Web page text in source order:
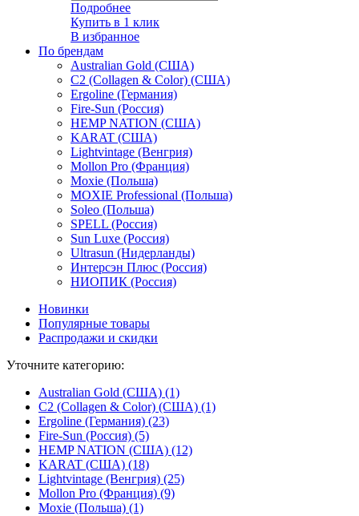
Подробнее
Купить в 1 клик
В избранное
По брендам
Australian Gold (США)
C2 (Collagen & Color) (США)
Ergoline (Германия)
Fire-Sun (Россия)
HEMP NATION (США)
KARAT (США)
Lightvintage (Венгрия)
Mollon Pro (Франция)
Moxie (Польша)
MOXIE Professional (Польша)
Soleo (Польша)
SPELL (Россия)
Sun Luxe (Россия)
Ultrasun (Нидерланды)
Интерсэн Плюс (Россия)
НИОПИК (Россия)
Новинки
Популярные товары
Распродажи и скидки
Уточните категорию:
Australian Gold (США) (1)
C2 (Collagen & Color) (США) (1)
Ergoline (Германия) (23)
Fire-Sun (Россия) (5)
HEMP NATION (США) (12)
KARAT (США) (18)
Lightvintage (Венгрия) (25)
Mollon Pro (Франция) (9)
Moxie (Польша) (1)